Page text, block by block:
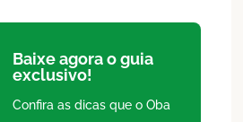
Baixe agora o guia
exclusivo!
Confira as dicas que o Oba